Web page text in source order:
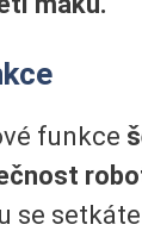
funkce
se